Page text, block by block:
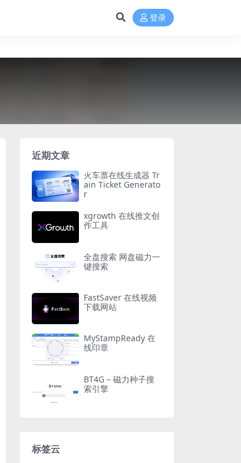
登录
近期文章
火车票在线生成器 Tr
ain Ticket Generato
r
xgrowth 在线推文创
作工具
全盘搜索 网盘磁力一
键搜索
FastSaver 在线视频
下载网站
MyStampReady 在
线印章
BT4G – 磁力种子搜
索引擎
标签云